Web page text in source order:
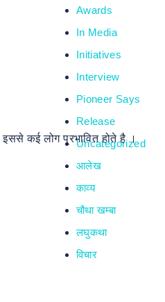
कई लोग प्रभावित होते है ।
Awards
In Media
Initiatives
Interview
Pioneer Says
Release
Uncategorized
आलेख
काव्य
चौथा खम्बा
लघुकथा
विचार